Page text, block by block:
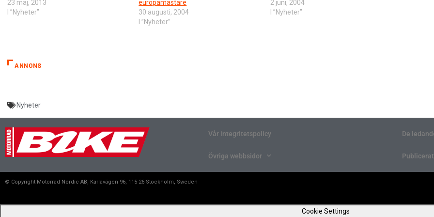
23 maj, 2013
I ”Nyheter”
europamästare
30 augusti, 2004
I ”Nyheter”
2 juni, 2004
I ”Nyheter”
ANNONS
Nyheter
Vår integritetspolicy
Övriga webbsidor
De
Publicerat
© Copyright Motorrad Nordic AB, Karlavägen 96, 115 26 Stockholm, Sweden
Cookie Settings